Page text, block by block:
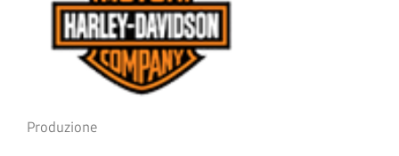
Produzione